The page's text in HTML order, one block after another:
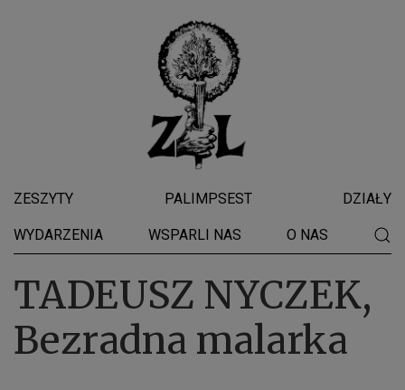
ZESZYTY PALIMPSEST DZIAŁY
WYDARZENIA WSPARLI NAS O NAS
TADEUSZ NYCZEK,
Bezradna malarka